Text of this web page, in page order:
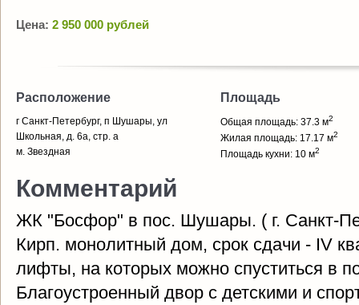
Цена: 2 950 000 рублей
Расположение
г Санкт-Петербург, п Шушары, ул
Школьная, д. 6а, стр. а
м. Звездная
Площадь
Общая площадь: 37.3 м2
Жилая площадь: 17.17 м2
Площадь кухни: 10 м2
Комментарий
ЖК "Босфор" в пос. Шушары. ( г. Санкт-
Кирп. монолитный дом, срок сдачи - IV
лифты, на которых можно спуститься в
Благоустроенный двор с детскими и